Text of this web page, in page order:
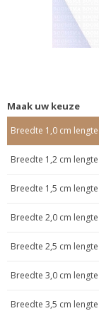
Maak uw keuze
Breedte 1,0 cm
Breedte 1,2 cm
Breedte 1,5 cm
Breedte 2,0 cm
Breedte 2,5 cm
Breedte 3,0 cm
Breedte 3,5 cm